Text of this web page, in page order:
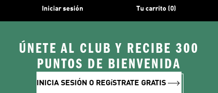
Iniciar sesión Tu carrito (0)
ÚNETE AL CLUB Y RECIBE 300
PUNTOS DE BIENVENIDA
INICIA SESIÓN O REGíSTRATE GRATIS